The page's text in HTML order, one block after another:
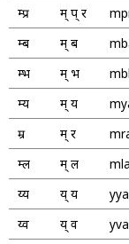
म्प्र
म् प् र
म्ब
म् ब
म्भ
म् भ
म्य
म् य
म्र
म् र
म्ल
म् ल
mla
य्य
य् य
yya
य्व
य् व
yva